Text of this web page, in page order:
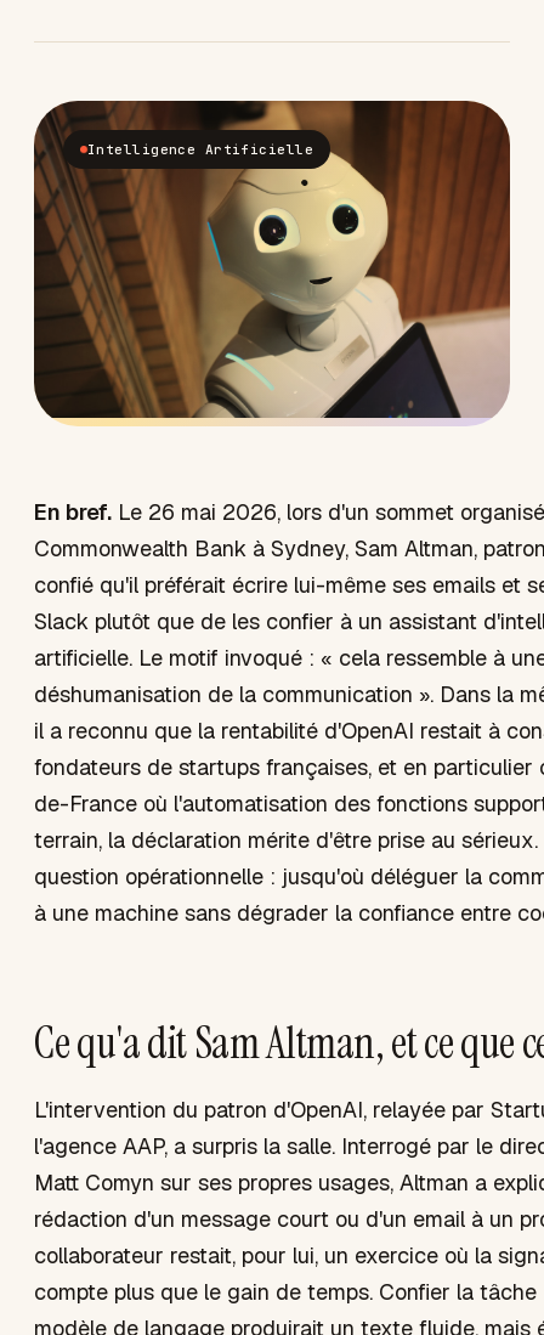
Intelligence Artificielle
En bref. Le 26 mai 2026, lors d'un sommet
Commonwealth Bank à Sydney, Sam Altman,
confié qu'il préférait écrire lui-même ses emails et
Slack plutôt que de les confier à un assistant
artificielle. Le motif invoqué : « cela ressemble à
déshumanisation de la communication ». Dans la
il a reconnu que la rentabilité d'OpenAI restait à
fondateurs de startups françaises, et en
de-France où l'automatisation des fonctions
terrain, la déclaration mérite d'être prise au sérieux.
question opérationnelle : jusqu'où déléguer la
à une machine sans dégrader la confiance entre
Ce qu'a dit Sam Altman, et ce que
L'intervention du patron d'OpenAI, relayée par
l'agence AAP, a surpris la salle. Interrogé par le
Matt Comyn sur ses propres usages, Altman a
rédaction d'un message court ou d'un email à un
collaborateur restait, pour lui, un exercice où la
compte plus que le gain de temps. Confier la
modèle de langage produirait un texte fluide, mais